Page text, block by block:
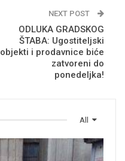
NEXT POST
ODLUKA GRADSKOG
ŠTABA: Ugostiteljski
objekti i prodavnice biće
zatvoreni do
ponedeljka!
All